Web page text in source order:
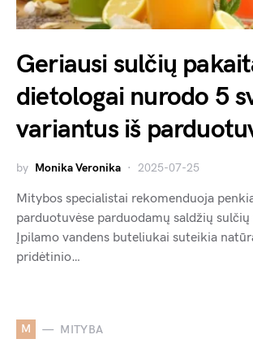
Geriausi sulčių
dietologai nurodo 5
variantus iš
by Monika Veronika 2025-07-25
Mitybos specialistai rekomenduoja
parduotuvėse parduodamų saldžių
Įpilamo vandens buteliukai suteikia
pridėtinio…
M MITYBA